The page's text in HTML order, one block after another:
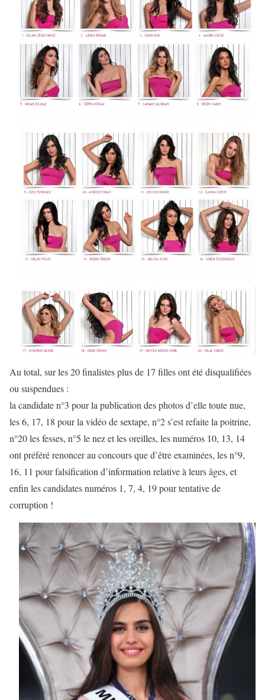
Au total, sur les 20 finalistes plus de 17 filles ont été disqualifiées
ou suspendues :
la candidate n°3 pour la publication des photos d’elle toute nue,
les 6, 17, 18 pour la vidéo de sextape, n°2 s’est refaite la poitrine,
n°20 les fesses, n°5 le nez et les oreilles, les numéros 10, 13, 14
ont préféré renoncer au concours que d’être examinées, les n°9,
16, 11 pour falsification d’information relative à leurs âges, et
enfin les candidates numéros 1, 7, 4, 19 pour tentative de
corruption !